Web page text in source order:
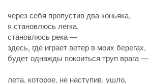
через себя пропустив два коньяка,
я становлюсь легка,
становлюсь река —
здесь, где играет ветер в моих берегах,
будет однажды покоиться труп врага —
лета, которое, не наступив, ушло,